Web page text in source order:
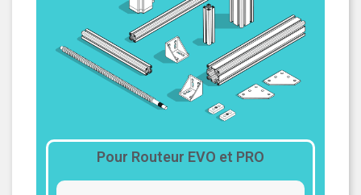
Pour Routeur EVO et PRO